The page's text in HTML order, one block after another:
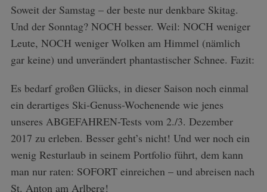
Soweit der Samstag – der beste nur denkbare Skitag.
Und der Sonntag? NOCH besser. Weil: NOCH weniger
Leute, NOCH weniger Wolken am Himmel (nämlich
gar keine) und unverändert phantastischer Schnee. Fazit:
Es bedarf großen Glücks, in dieser Saison noch einmal
ein derartiges Ski-Genuss-Wochenende wie jenes
unseres ABGEFAHREN-Tests vom 2./3. Dezember
2017 zu erleben. Besser geht’s nicht! Und wer noch ein
wenig Resturlaub in seinem Portfolio führt, dem kann
man nur raten: SOFORT einreichen – und abreisen nach
St. Anton am Arlberg!